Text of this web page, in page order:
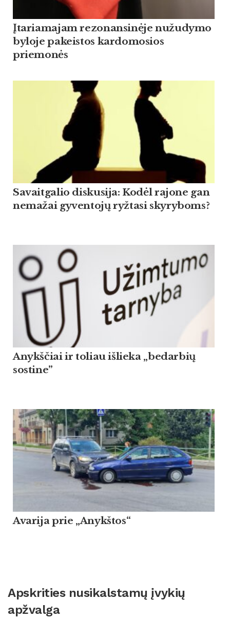
Įtariamajam rezonansinėje nužudymo
byloje pakeistos kardomosios
priemonės
Savaitgalio diskusija: Kodėl rajone gan
nemažai gyventojų ryžtasi skyryboms?
Anykščiai ir toliau išlieka „bedarbių
sostine”
Avarija prie „Anykštos“
Apskrities nusikalstamų įvykių
apžvalga